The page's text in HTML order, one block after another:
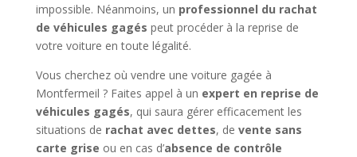
impossible. Néanmoins, un professionnel du rachat
de véhicules gagés peut procéder à la reprise de
votre voiture en toute légalité.
Vous cherchez où vendre une voiture gagée à
Montfermeil ? Faites appel à un expert en reprise de
véhicules gagés, qui saura gérer efficacement les
situations de rachat avec dettes, de vente sans
carte grise ou en cas d’absence de contrôle